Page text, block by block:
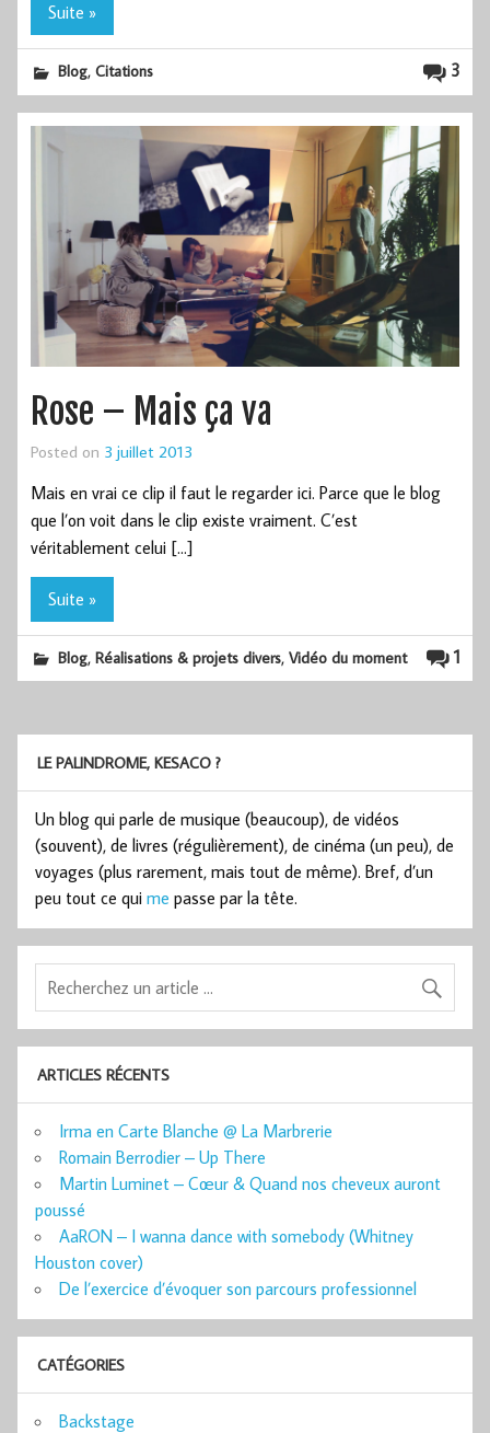
Suite »
3
Blog,Citations
Rose – Mais ça va
Posted on 3 juillet 2013
Mais en vrai ce clip il faut le regarder ici. Parce que le blog
que l’on voit dans le clip existe vraiment. C’est
véritablement celui […]
Suite »
1
Blog,Réalisations & projets divers,Vidéo du moment
LE PALINDROME, KESACO ?
Un blog qui parle de musique (beaucoup), de vidéos
(souvent), de livres (régulièrement), de cinéma (un peu), de
voyages (plus rarement, mais tout de même). Bref, d’un
peu tout ce qui me passe par la tête.
ARTICLES RÉCENTS
Irma en Carte Blanche @ La Marbrerie
Romain Berrodier – Up There
Martin Luminet – Cœur & Quand nos cheveux auront
poussé
AaRON – I wanna dance with somebody (Whitney
Houston cover)
De l’exercice d’évoquer son parcours professionnel
CATÉGORIES
Backstage